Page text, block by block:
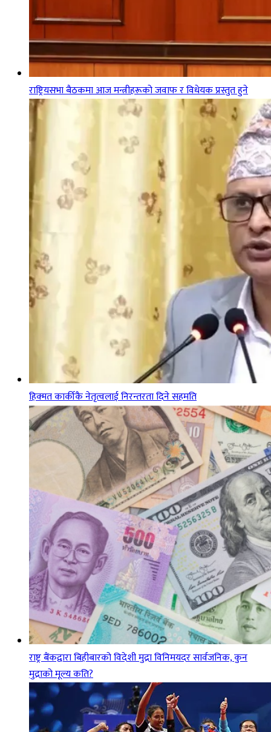
राष्ट्रियसभा बैठकमा आज मन्त्रीहरूको जवाफ र विधेयक प्रस्तुत हुने
हिक्मत कार्कीकै नेतृत्वलाई निरन्तरता दिने सहमति
राष्ट्र बैंकद्वारा बिहीबारको विदेशी मुद्रा विनिमयदर सार्वजनिक, कुन
मुद्राको मूल्य कति?